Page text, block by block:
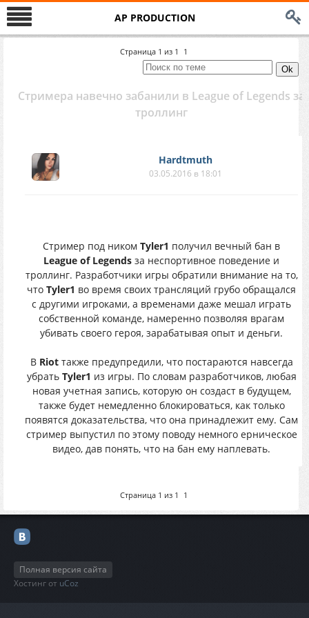
AP PRODUCTION
Страница 1 из 1 1
Стримера навечно забанили в League of Legends за
троллинг
Hardtmuth
03.05.2016 в 18:01
Стример под ником Tyler1 получил вечный бан в
League of Legends за неспортивное поведение и
троллинг. Разработчики игры обратили внимание на то,
что Tyler1 во время своих трансляций грубо обращался
с другими игроками, а временами даже мешал играть
собственной команде, намеренно позволяя врагам
убивать своего героя, зарабатывая опыт и деньги.
В Riotтакже предупредили, что постараются навсегда
убрать Tyler1 из игры. По словам разработчиков, любая
новая учетная запись, которую он создаст в будущем,
также будет немедленно блокироваться, как только
появятся доказательства, что она принадлежит ему. Сам
стример выпустил по этому поводу немного ерническое
видео, дав понять, что на бан ему наплевать.
Страница 1 из 1 1
Полная версия сайта
Хостинг от uCoz